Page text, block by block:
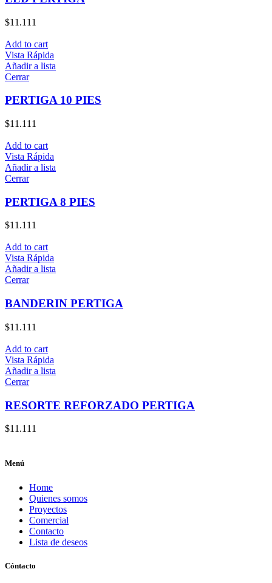
$11.111
Add to cart
Vista Rápida
Añadir a lista
Cerrar
PERTIGA 10 PIES
$11.111
Add to cart
Vista Rápida
Añadir a lista
Cerrar
PERTIGA 8 PIES
$11.111
Add to cart
Vista Rápida
Añadir a lista
Cerrar
BANDERIN PERTIGA
$11.111
Add to cart
Vista Rápida
Añadir a lista
Cerrar
RESORTE REFORZADO PERTIGA
$11.111
Menú
Home
Quienes somos
Proyectos
Comercial
Contacto
Lista de deseos
Cóntacto